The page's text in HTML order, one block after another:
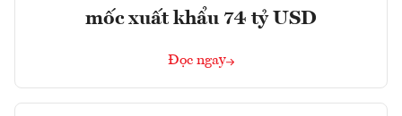
mốc xuất khẩu 74 tỷ USD
Đọc ngay